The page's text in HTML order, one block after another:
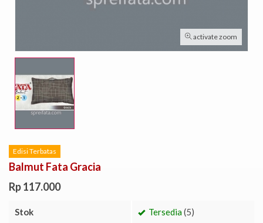
activate zoom
Edisi Terbatas
Balmut Fata Gracia
Rp 117.000
Stok Tersedia(5)